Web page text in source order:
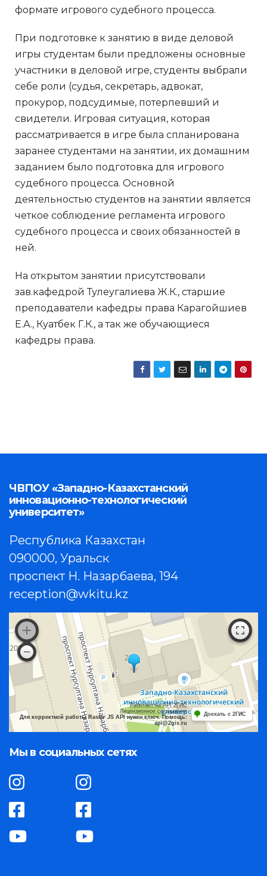
формате игрового судебного процесса.
При подготовке к занятию в виде деловой
игры студентам были предложены основные
участники в деловой игре, студенты выбрали
себе роли (судья, секретарь, адвокат,
прокурор, подсудимые, потерпевший и
свидетели. Игровая ситуация, которая
рассматривается в игре была спланирована
заранее студентами на занятии, их домашним
заданием было подготовка для игрового
судебного процесса. Основной
деятельностью студентов на занятии является
четкое соблюдение регламента игрового
судебного процесса и своих обязанностей в
ней.
На открытом занятии присутствовали
зав.кафедрой Тулеугалиева Ж.К., старшие
преподаватели кафедры права Карагойшиев
Е.А., Куатбек Г.К., а так же обучающиеся
кафедры права.
ЧВПОУ «Западно-Казахстанский
инновационно-технологический
университет»
Республика Казахстан
090000, Уральск
проспект Н. Назарбаева, 194
reception@wkitu.kz
Работает на API 2ГИС
Лицензионное соглашение
Для корректной работы Raster JS API нужен ключ. Помощь:
api@2gis.ru
Доехать с 2ГИС
Мы в социальных сетях